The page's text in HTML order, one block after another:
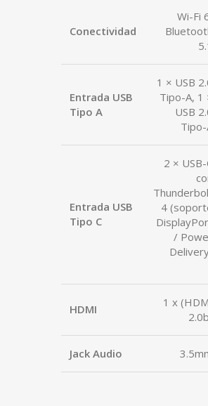
Conectividad
Wi-Fi
Entrada USB
Tipo A
1 × USB
Tipo-A, 1
USB
Entrada USB
Tipo C
2 × USB-
4
/
HDMI
1 x
Jack Audio